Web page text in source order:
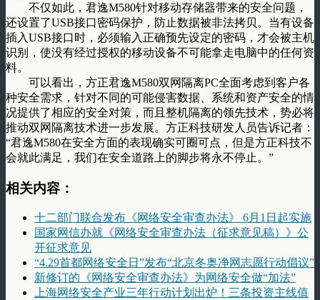
不仅如此，君逸M580针对移动存储器带来的安全问题，
还设置了USB接口密码保护，防止数据被非法拷贝。当有设备
插入USB接口时，必须输入正确预先设定的密码，才会被主机
识别，使没有经过授权的移动设备不可能拿走电脑中的任何资
料。
可以看出，方正君逸M580双网隔离PC全面考虑到客户各
种安全需求，针对不同的可能侵害数据、系统和资产安全的情
况提供了相应的安全对策，而且整机隔离的领先技术，势必将
推动双网隔离技术进一步发展。方正科技研发人员告诉记者：
“君逸M580在安全方面的表现确实可圈可点，但是方正科技不
会就此满足，我们在安全道路上的脚步将永不停止。”
相关内容：
十二部门联合发布《网络安全审查办法》 6月1日起实施
国家网信办就《网络安全审查办法（征求意见稿）》公
开征求意见
“4.29首都网络安全日”发布“北京冬奥净网志愿行动倡议”
新修订的《网络安全审查办法》为网络安全做“加法”
上海网络安全产业三年行动计划出炉！三条投资主线值